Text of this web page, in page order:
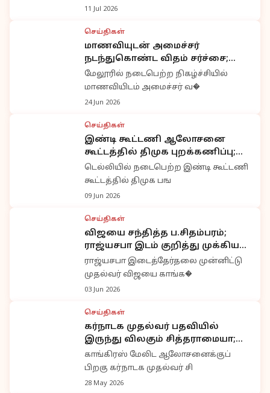
11 Jul 2026
செய்திகள்
மாணவியுடன் அமைச்சர்
நடந்துகொண்ட விதம் சர்ச்சை;
வைரலாகும் வீடியோ
மேலூரில் நடைபெற்ற நிகழ்ச்சியில்
மாணவியிடம் அமைச்சர் வ�
24 Jun 2026
செய்திகள்
இண்டி கூட்டணி ஆலோசனை
கூட்டத்தில் திமுக புறக்கணிப்பு;
வைகோ, திருமாவளவன் பங்கேற்பு
டெல்லியில் நடைபெற்ற இண்டி கூட்டணி
கூட்டத்தில் திமுக பங
09 Jun 2026
செய்திகள்
விஜயை சந்தித்த ப.சிதம்பரம்;
ராஜ்யசபா இடம் குறித்து முக்கிய
ஆலோசனை
ராஜ்யசபா இடைத்தேர்தலை முன்னிட்டு
முதல்வர் விஜயை காங்க�
03 Jun 2026
செய்திகள்
கர்நாடக முதல்வர் பதவியில்
இருந்து விலகும் சித்தராமையா;
இன்று ராஜினாமா
காங்கிரஸ் மேலிட ஆலோசனைக்குப்
பிறகு கர்நாடக முதல்வர் சி
28 May 2026